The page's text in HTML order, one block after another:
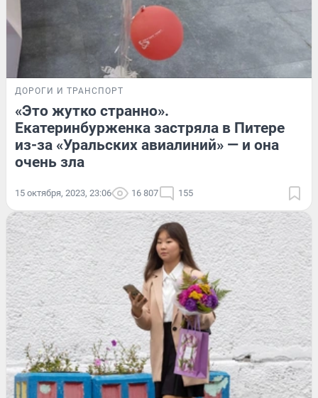
ДОРОГИ И ТРАНСПОРТ
«Это жутко странно».
Екатеринбурженка застряла в Питере
из-за «Уральских авиалиний» — и она
очень зла
15 октября, 2023, 23:06 16 807 155